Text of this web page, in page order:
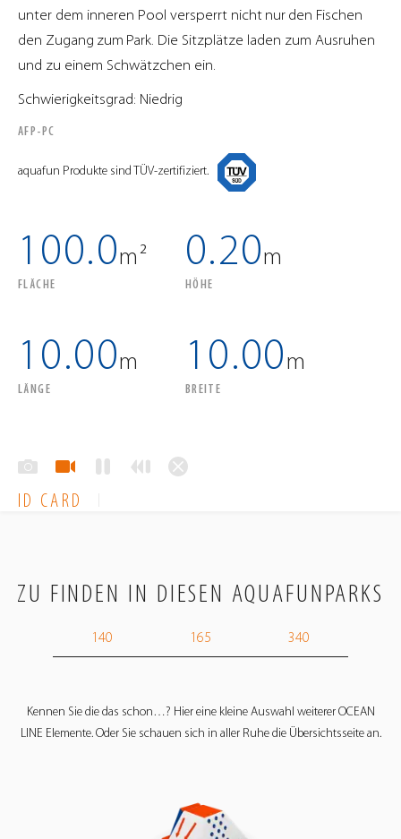
unter dem inneren Pool versperrt nicht nur den Fischen
den Zugang zum Park. Die Sitzplätze laden zum Ausruhen
und zu einem Schwätzchen ein.
Schwierigkeitsgrad: Niedrig
AFP-PC
aquafun Produkte sind TÜV-zertifiziert.
100.0m²
FLÄCHE
0.20m
HÖHE
10.00m
LÄNGE
10.00m
BREITE
ID CARD
ZU FINDEN IN DIESEN AQUAFUNPARKS
140 165 340
Kennen Sie die das schon…? Hier eine kleine Auswahl weiterer OCEAN
LINE Elemente. Oder Sie schauen sich in aller Ruhe die Übersichtsseite an.